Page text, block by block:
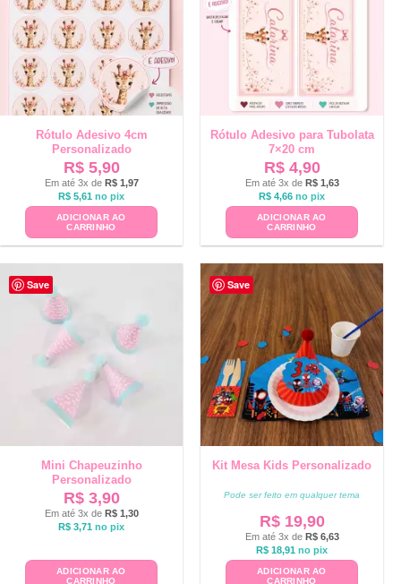
Rótulo Adesivo 4cm
Personalizado
R$5,90
Em até 3x de R$1,97
R$ 5,61 no pix
ADICIONAR AO
CARRINHO
Rótulo Adesivo para Tubolata
7×20 cm
R$4,90
Em até 3x de R$1,63
R$ 4,66 no pix
ADICIONAR AO
CARRINHO
Save
Mini Chapeuzinho
Personalizado
R$3,90
Em até 3x de R$1,30
R$ 3,71 no pix
ADICIONAR AO
CARRINHO
Save
Kit Mesa Kids Personalizado
Pode ser feito em qualquer tema
R$19,90
Em até 3x de R$6,63
R$ 18,91 no pix
ADICIONAR AO
CARRINHO